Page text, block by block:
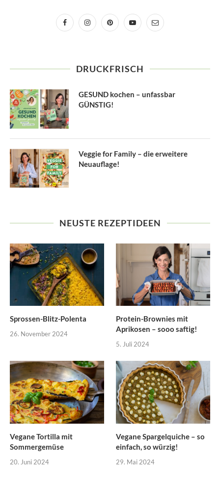
DRUCKFRISCH
GESUND kochen – unfassbar
GÜNSTIG!
Veggie for Family – die erweitere
Neuauflage!
NEUSTE REZEPTIDEEN
Sprossen-Blitz-Polenta
26. November 2024
Protein-Brownies mit
Aprikosen – sooo saftig!
5. Juli 2024
Vegane Tortilla mit
Sommergemüse
20. Juni 2024
Vegane Spargelquiche – so
einfach, so würzig!
29. Mai 2024